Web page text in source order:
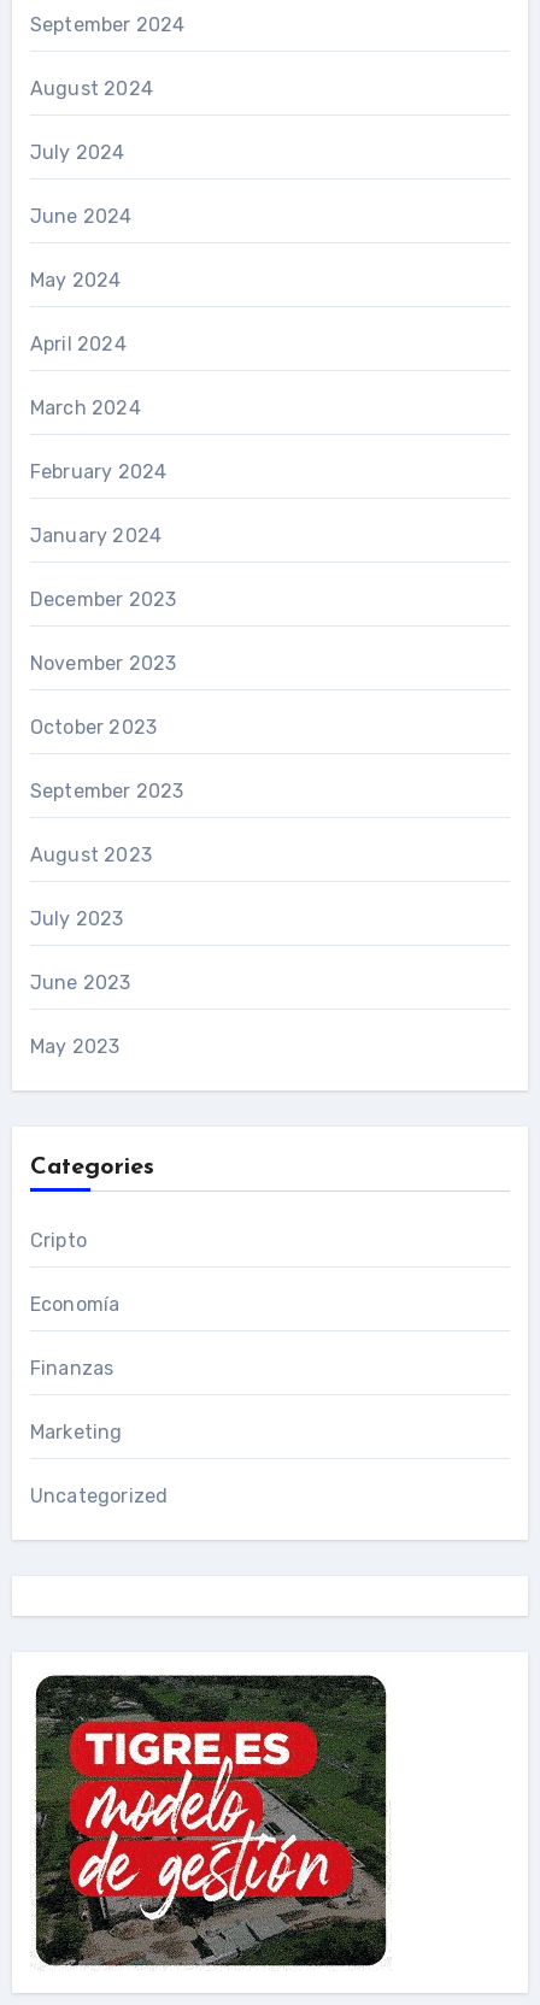
September 2024
August 2024
July 2024
June 2024
May 2024
April 2024
March 2024
February 2024
January 2024
December 2023
November 2023
October 2023
September 2023
August 2023
July 2023
June 2023
May 2023
Categories
Cripto
Economía
Finanzas
Marketing
Uncategorized